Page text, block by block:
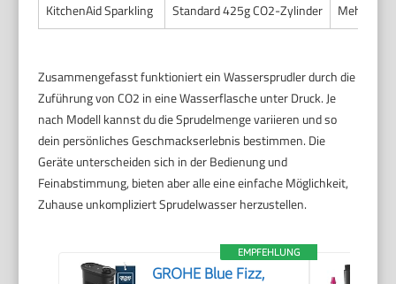
KitchenAid Sparkling
Standard 425g CO2-Zylinder Mehrere
Zusammengefasst funktioniert ein Wassersprudler durch die
Zuführung von CO2 in eine Wasserflasche unter Druck. Je
nach Modell kannst du die Sprudelmenge variieren und so
dein persönliches Geschmackserlebnis bestimmen. Die
Geräte unterscheiden sich in der Bedienung und
Feinabstimmung, bieten aber alle eine einfache Möglichkeit,
Zuhause unkompliziert Sprudelwasser herzustellen.
EMPFEHLUNG
GROHE Blue Fizz,